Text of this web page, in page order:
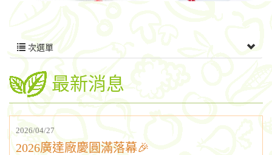
次選單
最新消息
2026/04/27
2026廣達廠慶圓滿落幕🎉